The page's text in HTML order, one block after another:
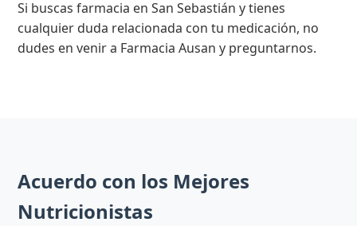
Si buscas farmacia en San Sebastián y tienes
cualquier duda relacionada con tu medicación, no
dudes en venir a Farmacia Ausan y preguntarnos.
Acuerdo con los Mejores
Nutricionistas